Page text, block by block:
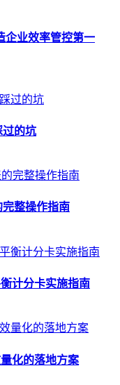
企业效率管控第一
过的坑
整操作指南
计分卡实施指南
化的落地方案